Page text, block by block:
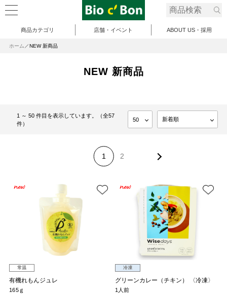
商品カテゴリ 店舗・イベント ABOUT US・採用
ホーム NEW 新商品
NEW 新商品
1 ～ 50 件目を表示しています。（全57
件）
1 2
常温
有機れもんジュレ
165ｇ
冷凍
グリーンカレー（チキン） 〈冷凍〉
1人前